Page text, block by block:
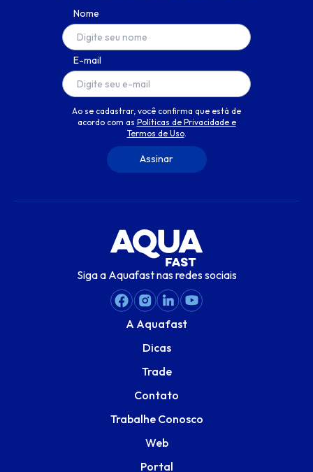
Nome
E-mail
Ao se cadastrar, você confirma que está de
acordo com as Políticas de Privacidade e
Termos de Uso.
Siga a Aquafast nas redes sociais
A Aquafast
Dicas
Trade
Contato
Trabalhe Conosco
Web
Portal